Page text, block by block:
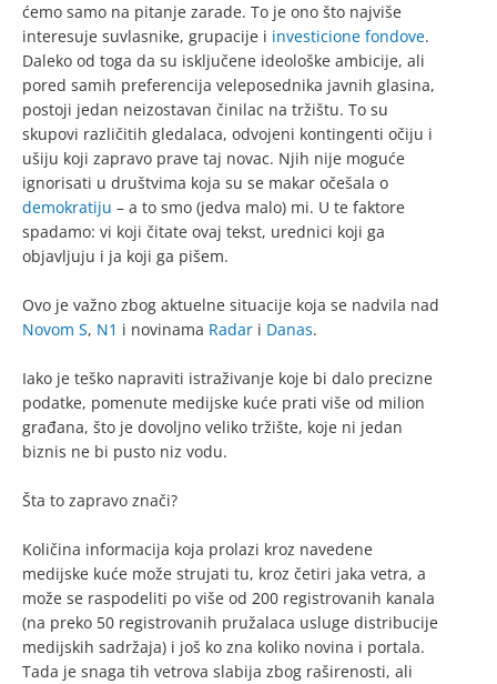
ćemo samo na pitanje zarade. To je ono što najviše
interesuje suvlasnike, grupacije i investicione fondove.
Daleko od toga da su isključene ideološke ambicije, ali
pored samih preferencija veleposednika javnih glasina,
postoji jedan neizostavan činilac na tržištu. To su
skupovi različitih gledalaca, odvojeni kontingenti očiju i
ušiju koji zapravo prave taj novac. Njih nije moguće
ignorisati u društvima koja su se makar očešala o
demokratiju – a to smo (jedva malo) mi. U te faktore
spadamo: vi koji čitate ovaj tekst, urednici koji ga
objavljuju i ja koji ga pišem.
Ovo je važno zbog aktuelne situacije koja se nadvila nad
Novom S, N1 i novinama Radar i Danas.
Iako je teško napraviti istraživanje koje bi dalo precizne
podatke, pomenute medijske kuće prati više od milion
građana, što je dovoljno veliko tržište, koje ni jedan
biznis ne bi pusto niz vodu.
Šta to zapravo znači?
Količina informacija koja prolazi kroz navedene
medijske kuće može strujati tu, kroz četiri jaka vetra, a
može se raspodeliti po više od 200 registrovanih kanala
(na preko 50 registrovanih pružalaca usluge distribucije
medijskih sadržaja) i još ko zna koliko novina i portala.
Tada je snaga tih vetrova slabija zbog raširenosti, ali